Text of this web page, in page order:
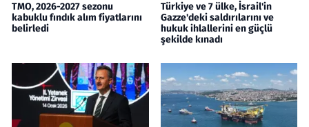
TMO, 2026-2027 sezonu
kabuklu fındık alım fiyatlarını
belirledi
Türkiye ve 7 ülke, İsrail'in
Gazze'deki saldırılarını ve
hukuk ihlallerini en güçlü
şekilde kınadı